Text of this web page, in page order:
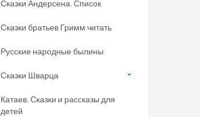
Сказки Андерсена. Список
Сказки братьев Гримм читать
Русские народные былины
Сказки Шварца
Катаев. Сказки и рассказы для
детей